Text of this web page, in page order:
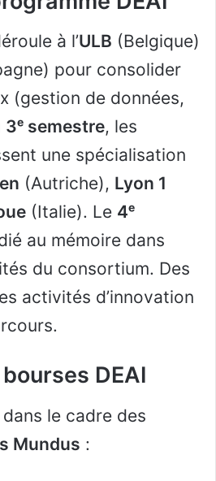
à l’ULB (Belgique)
pour consolider
(gestion de données,
3ᵉ semestre, les
une spécialisation
(Autriche), Lyon 1
(Italie). Le 4ᵉ
au mémoire dans
du consortium. Des
activités d’innovation
DEAI
le cadre des
Mundus :